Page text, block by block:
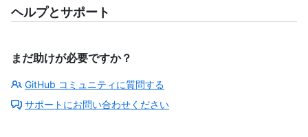
ヘルプとサポート
まだ助けが必要ですか？
GitHub コミュニティに質問する
サポートにお問い合わせください